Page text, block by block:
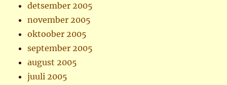
detsember 2005
november 2005
oktoober 2005
september 2005
august 2005
juuli 2005